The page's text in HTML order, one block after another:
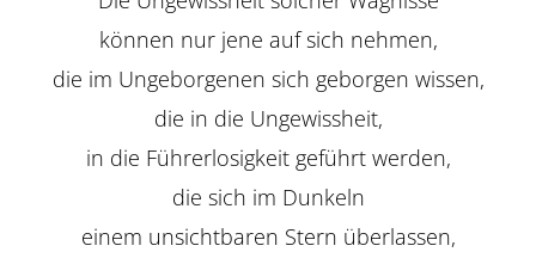
können nur jene auf sich nehmen,
die im Ungeborgenen sich geborgen wissen,
die in die Ungewissheit,
in die Führerlosigkeit geführt werden,
die sich im Dunkeln
einem unsichtbaren Stern überlassen,